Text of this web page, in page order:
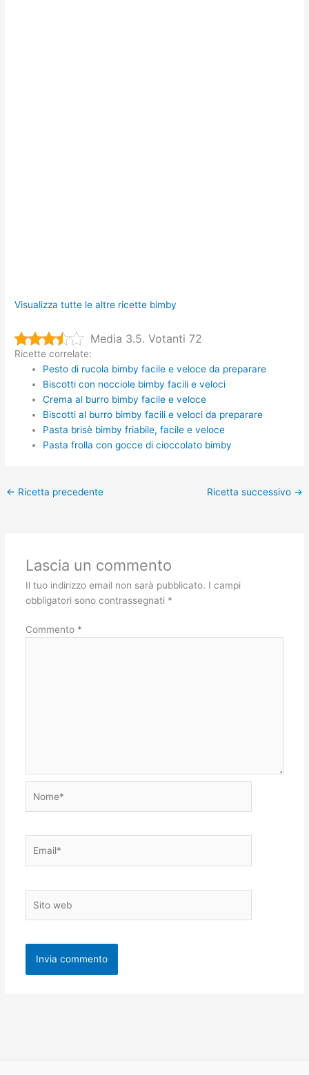
Visualizza tutte le altre ricette bimby
Media 3.5. Votanti 72
Ricette correlate:
Pesto di rucola bimby facile e veloce da preparare
Biscotti con nocciole bimby facili e veloci
Crema al burro bimby facile e veloce
Biscotti al burro bimby facili e veloci da preparare
Pasta brisè bimby friabile, facile e veloce
Pasta frolla con gocce di cioccolato bimby
← Ricetta precedente Ricetta successivo →
Lascia un commento
Il tuo indirizzo email non sarà pubblicato. I campi
obbligatori sono contrassegnati *
Commento *
web